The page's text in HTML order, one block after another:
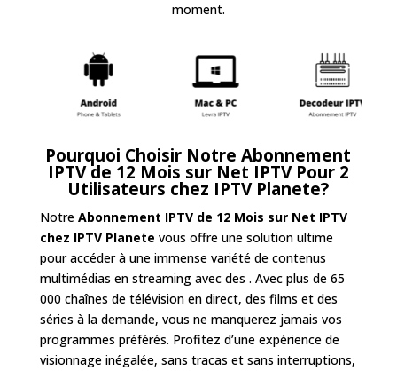
moment.
Pourquoi Choisir NotreAbonnement
IPTV de 12 Mois sur Net IPTV Pour 2
Utilisateurs chez IPTV Planete?
Notre Abonnement IPTV de 12 Mois sur Net IPTV
chez IPTV Planete vous offre une solution ultime
pour accéder à une immense variété de contenus
multimédias en streaming avec des . Avec plus de 65
000 chaînes de télévision en direct, des films et des
séries à la demande, vous ne manquerez jamais vos
programmes préférés. Profitez d’une expérience de
visionnage inégalée, sans tracas et sans interruptions,